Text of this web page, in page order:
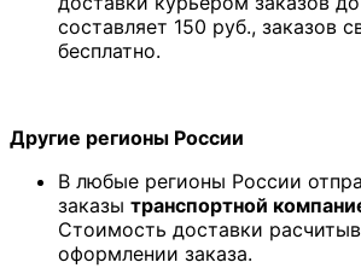
составляет 150 руб., заказов
бесплатно.
Другие регионы России
В любые регионы России
заказы транспортной
Стоимость доставки
оформлении заказа.